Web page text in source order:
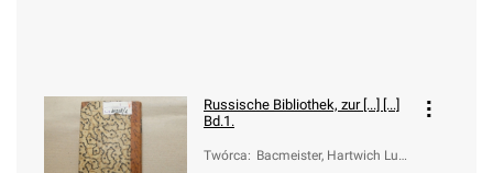
Russische Bibliothek, zur [...] [...]
Bd.1.
Twórca: Bacmeister, Hartwich Lud